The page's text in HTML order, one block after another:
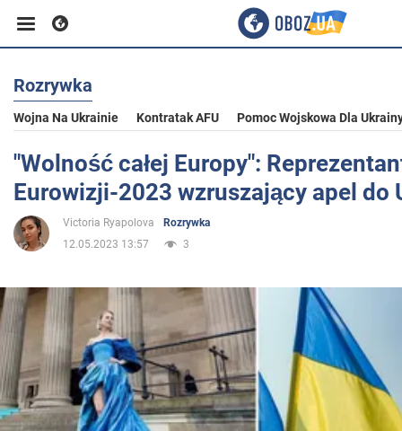
Biznes
Sport
Rozrywka
Polityka
Społeczeństwo
Rozrywka
Wojna Na Ukrainie Kontratak AFU Pomoc Wojskowa Dla
"Wolność całej Europy":
Eurowizji-2023 wzruszający apel do
Victoria Ryapolova
Rozrywka
12.05.2023 13:57
3